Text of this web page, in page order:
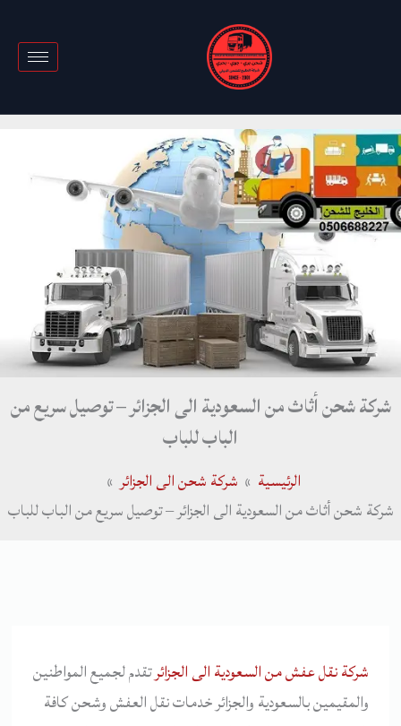
شركة شحن أثاث من السعودية الى الجزائر – توصيل سريع من
الباب للباب
الرئيسية
شركة شحن الى الجزائر
شركة شحن أثاث من السعودية الى الجزائر – توصيل سريع من الباب للباب
شركة نقل عفش من السعودية الى الجزائرتقدم لجميع المواطنين
والمقيمين بالسعودية والجزائر خدمات نقل العفش وشحن كافة